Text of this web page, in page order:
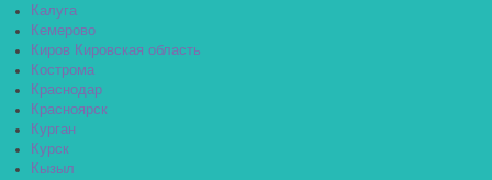
Калуга
Кемерово
Киров Кировская область
Кострома
Краснодар
Красноярск
Курган
Курск
Кызыл